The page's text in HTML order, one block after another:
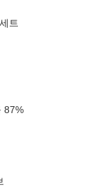
트
87%